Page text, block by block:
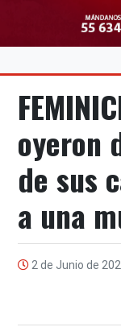
oyeron
de sus
a una
2 de Junio de